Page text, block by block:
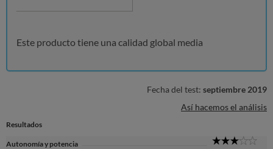
Este producto tiene una calidad global media
Fecha del test: septiembre 2019
Así hacemos el análisis
Resultados
Autonomía y potencia